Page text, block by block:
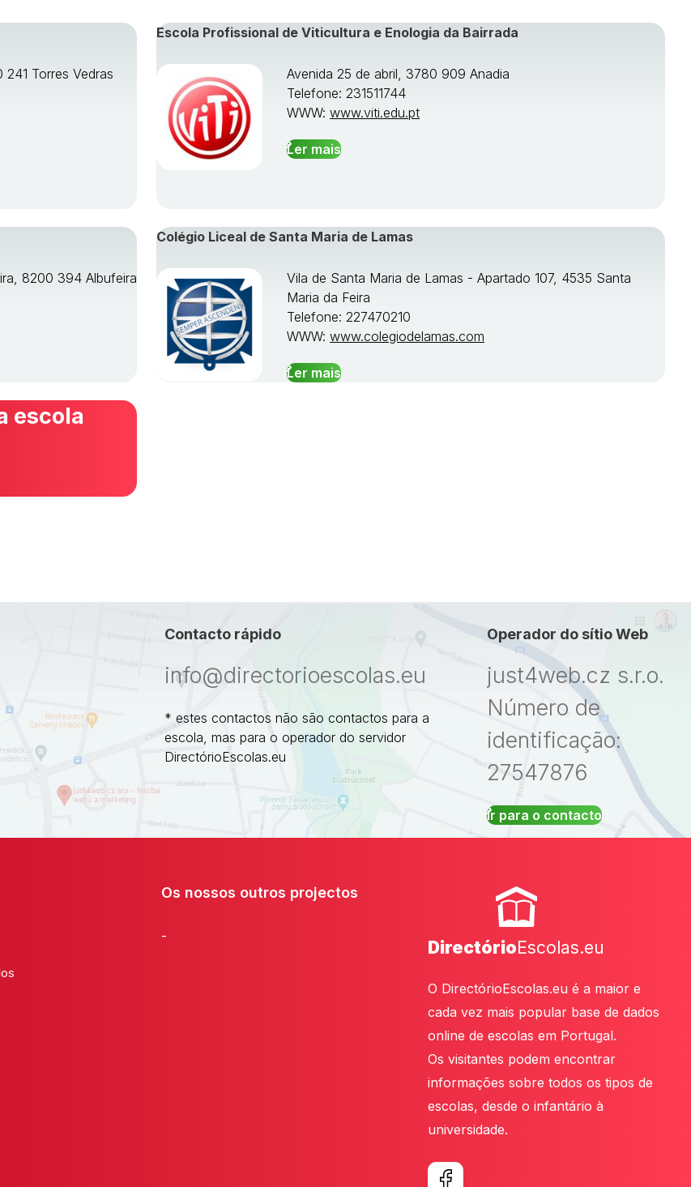
Torres Vedras
Escola Profissional de Viticultura e Enologia da Bairrada
Avenida 25 de abril, 3780 909 Anadia
Telefone: 231511744
WWW: www.viti.edu.pt
Ler mais
8200 394 Albufeira
Colégio Liceal de Santa Maria de Lamas
Vila de Santa Maria de Lamas - Apartado 107, 4535 Santa
Maria da Feira
Telefone: 227470210
WWW: www.colegiodelamas.com
Ler mais
escola
Contacto rápido
info@directorioescolas.eu
* estes contactos não são contactos para a
escola, mas para o operador do servidor
DirectórioEscolas.eu
Operador do sítio Web
just4web.cz s.r.o.
Número de
identificação:
27547876
Ir para o contacto
Os nossos outros projectos
-
DirectórioEscolas.eu
O DirectórioEscolas.eu é a maior e
cada vez mais popular base de dados
online de escolas em Portugal.
Os visitantes podem encontrar
informações sobre todos os tipos de
escolas, desde o infantário à
universidade.